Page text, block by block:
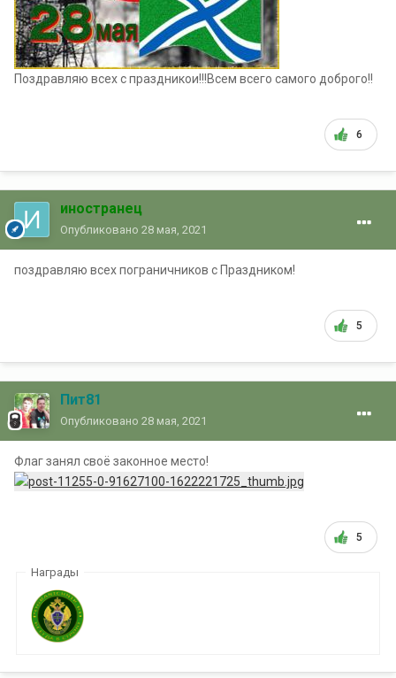
Поздравляю всех с праздникои!!!Всем всего самого доброго!!
6
иностранец
Опубликовано 28 мая, 2021
поздравляю всех пограничников с Праздником!
5
Пит81
Опубликовано 28 мая, 2021
Флаг занял своё законное место!
5
Награды